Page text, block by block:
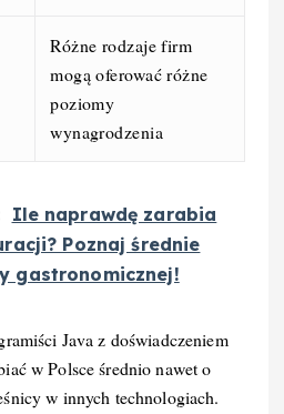
Różne rodzaje firm
mogą oferować różne
poziomy
wynagrodzenia
Ile naprawdę zarabia
Poznaj średnie
gastronomicznej!
Java z doświadczeniem
w Polsce średnio nawet o
w innych technologiach.